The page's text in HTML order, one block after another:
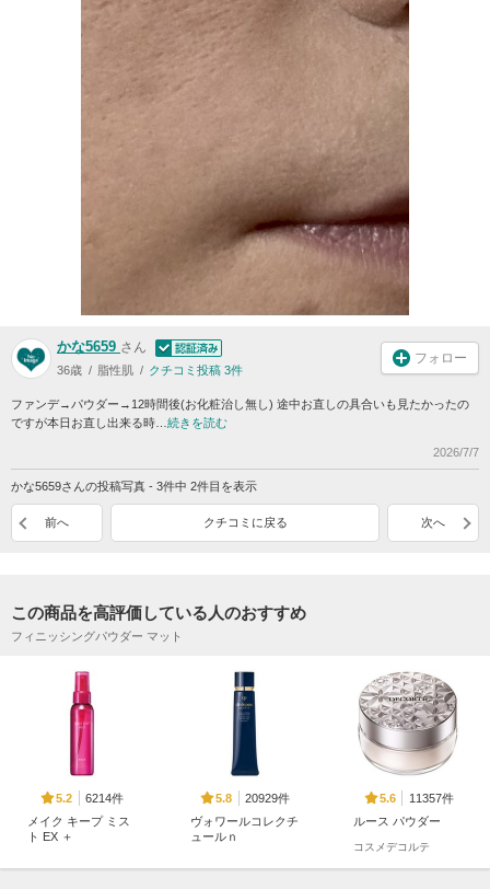
かな5659 さん
36歳 脂性肌 クチコミ投稿 3件
フォロー
ファンデ→パウダー→12時間後(お化粧治し無し) 途中お直しの具合いも見たかったの
ですが本日お直し出来る時… 続きを読む
2026/7/7
かな5659さんの投稿写真 - 3件中 2件目を表示
前へ クチコミに戻る 次へ
この商品を高評価している人のおすすめ
フィニッシングパウダー マット
5.2
6214件
メイク キープ ミス
ト EX ＋
5.8
20929件
ヴォワールコレクチ
ュールｎ
5.6
11357件
ルース パウダー
コスメデコルテ